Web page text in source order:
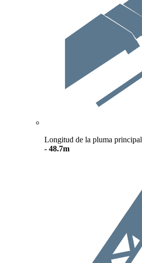
Longitud de la pluma principal
- 48.7m